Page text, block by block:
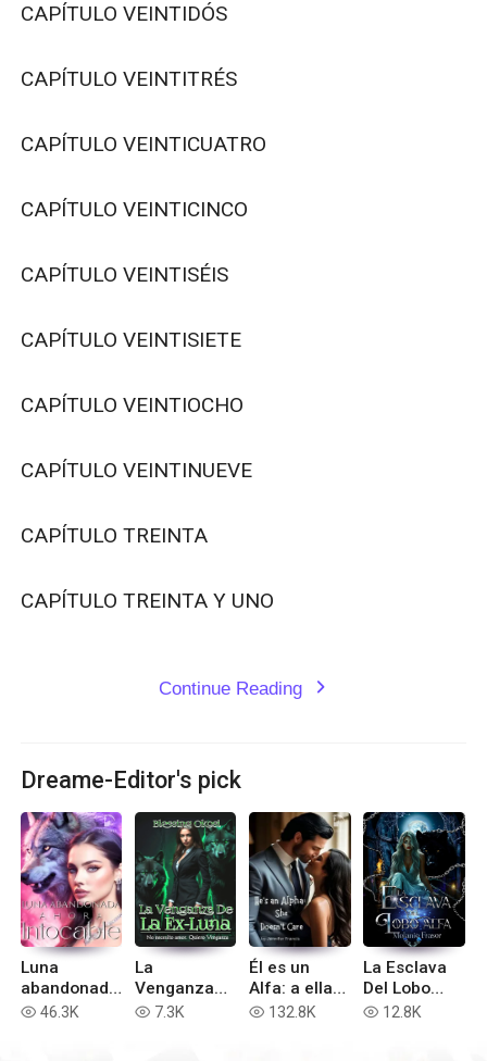
CAPÍTULO VEINTIDÓS
CAPÍTULO VEINTITRÉS
CAPÍTULO VEINTICUATRO
CAPÍTULO VEINTICINCO
CAPÍTULO VEINTISÉIS
CAPÍTULO VEINTISIETE
CAPÍTULO VEINTIOCHO
CAPÍTULO VEINTINUEVE
CAPÍTULO TREINTA
CAPÍTULO TREINTA Y UNO
Continue Reading expand_more
Dreame-Editor's pick
Luna
abandonada
: Ahora
read 46.3K
La
Venganza
De La Ex-
read 7.3K
Él es un
Alfa: a ella
le da igual
read 132.8K
La Esclava
Del Lobo
Alfa
read 12.8K